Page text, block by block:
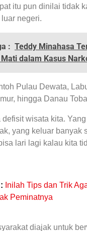
itu pun dinilai tidak
negeri.
: Teddy Minahasa
dalam Kasus
Pulau Dewata,
hingga Danau
defisit wisata kita.
yang keluar banyak
lari lagi kalau kita
Inilah Tips dan Trik
Peminatnya
diajak untuk